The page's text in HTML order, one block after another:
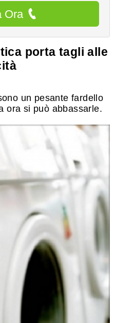
Ora
porta tagli alle
un pesante fardello
ora si può abbassarle.